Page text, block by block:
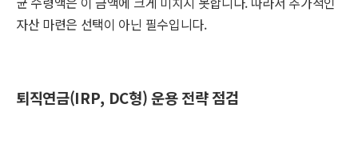
자산 마련은 선택이 아닌 필수입니다.
퇴직연금(IRP, DC형) 운용 전략 점검